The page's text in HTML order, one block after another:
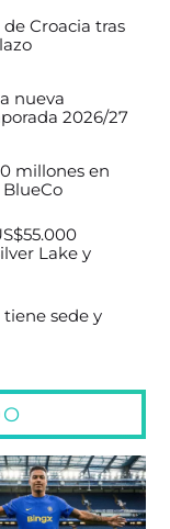
Croacia tras
nueva
2026/27
millones en
Lake y
tiene sede y